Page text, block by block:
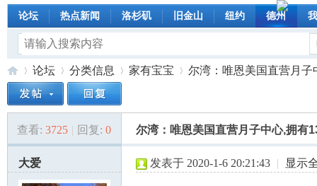
论坛 热点新闻 洛杉矶 旧金山 纽约 德州
美»
论坛
›
分类信息 家有宝宝
›
尔湾：唯恩美国直营月子
查看: 3725 | 回复: 0 尔湾：唯恩美国直营月子中心,拥有
大爱 发表于 2020-1-6 20:21:43 | 显示